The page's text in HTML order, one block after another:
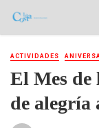
ACTIVIDADES
El Mes de
de alegría